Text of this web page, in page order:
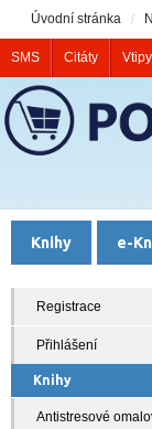
Knihy e-
Registrace
Přihlášení
Knihy
Antistresové
Úvodní stránka
SMS Citáty Vtipy